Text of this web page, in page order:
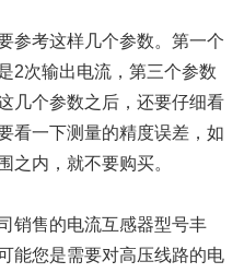
考这样几个参数。第一个
2次输出电流，第三个参数
几个参数之后，还要仔细看
看一下测量的精度误差，如
之内，就不要购买。
售的电流互感器型号丰
能您是需要对高压线路的电